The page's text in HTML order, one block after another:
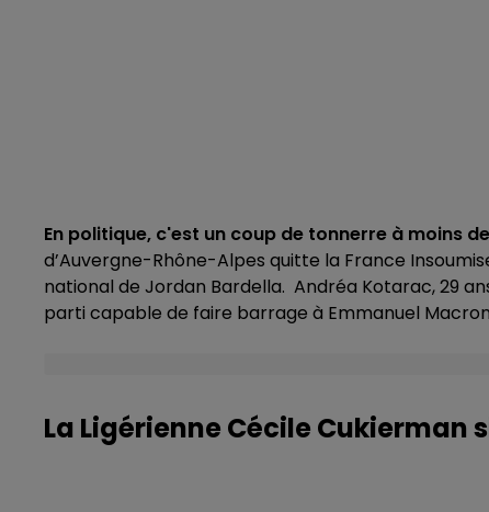
En politique, c'est un coup de tonnerre à moins
d’Auvergne-Rhône-Alpes quitte la France
national de Jordan Bardella. Andréa Kotarac, 29
parti capable de faire barrage à Emmanuel
La Ligérienne Cécile Cukierman